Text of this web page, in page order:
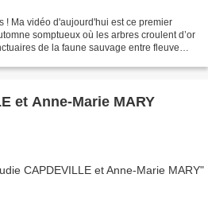
! Ma vidéo d'aujourd'hui est ce premier
somptueux où les arbres croulent d’or
de la faune sauvage entre fleuve
et Anne-Marie MARY